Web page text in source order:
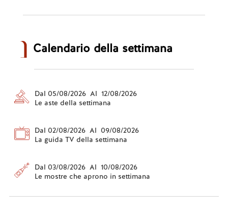
Calendario della settimana
Dal 05/08/2026 Al 12/08/2026
Le aste della settimana
Dal 02/08/2026 Al 09/08/2026
La guida TV della settimana
Dal 03/08/2026 Al 10/08/2026
Le mostre che aprono in settimana